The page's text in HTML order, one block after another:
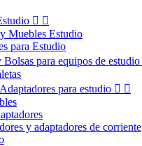
 
Muebles Estudio
para Estudio
Bolsas para equipos de estudio
para estudio  
y adaptadores de corriente